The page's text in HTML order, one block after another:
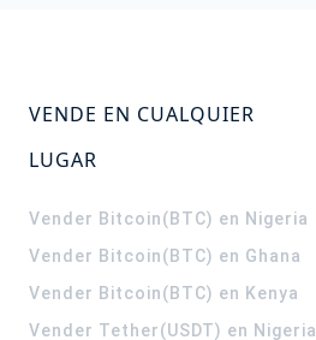
VENDE EN CUALQUIER
LUGAR
Vender Bitcoin(BTC) en Nigeria
Vender Bitcoin(BTC) en Ghana
Vender Bitcoin(BTC) en Kenya
Vender Tether(USDT) en Nigeria